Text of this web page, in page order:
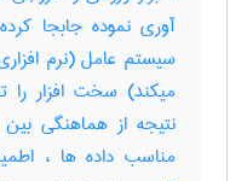
آوری نموده جابجا
سیستم عامل (نرم
میکند) سخت افزار
نتیجه از هماهنگی
مناسب داده ها ،